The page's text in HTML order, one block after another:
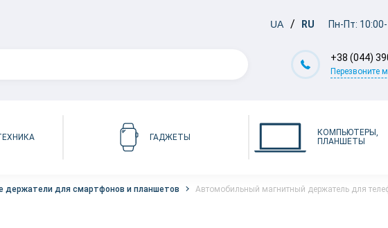
UA RU Пн-Пт:
+38 (044)
Перезвоните
ГАДЖЕТЫ
КОМПЬЮТЕРЫ,
ПЛАНШЕТЫ
держатели для смартфонов и планшетов Автомобильный магнитный держатель для